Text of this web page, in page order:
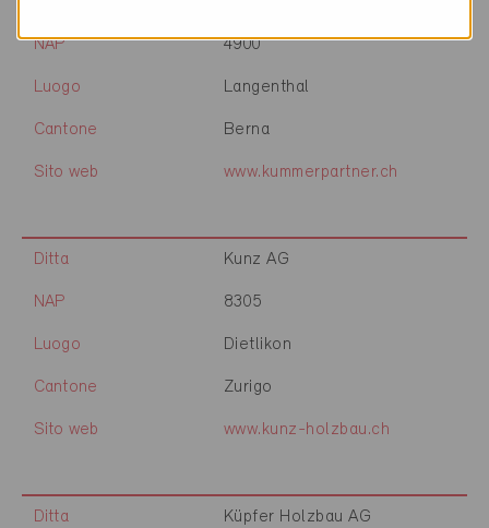
NAP 4900
Luogo Langenthal
Cantone Berna
Sito web www.kummerpartner.ch
Ditta Kunz AG
NAP 8305
Luogo Dietlikon
Cantone Zurigo
Sito web www.kunz-holzbau.ch
Ditta Küpfer Holzbau AG